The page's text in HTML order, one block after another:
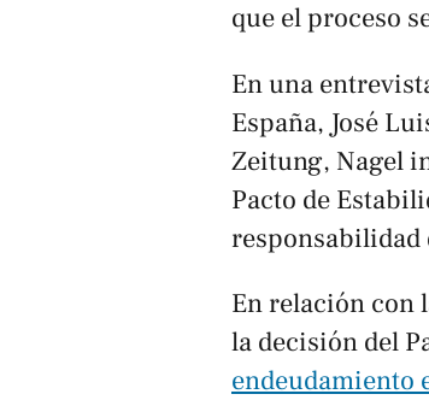
que el proceso
En una
España, José
Zeitung, Nagel
Pacto de
responsabilidad
En relación con
la decisión del
endeudamiento